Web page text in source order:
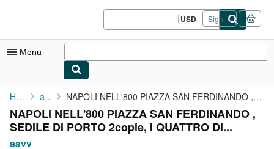
USD
Site
shopping
Sign in
Menu
My Account
My Purchases
Home aavv NAPOLI NELL'800 PIAZZA SAN FERDINANDO , SEDILE DI PORTO 2copie, ...
NAPOLI NELL'800 PIAZZA SAN FERDINANDO ,
SEDILE DI PORTO 2copie, I QUATTRO DI...
aavv